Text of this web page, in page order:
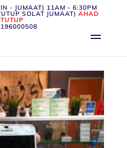
- JUMAAT) 11AM - 6:30PM
SOLAT JUMAAT) AHAD
TUTUP